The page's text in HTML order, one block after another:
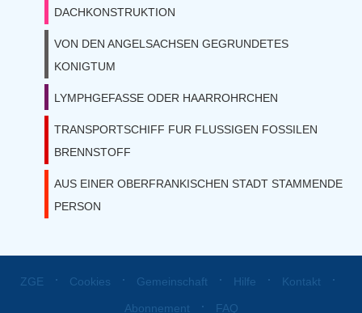
DACHKONSTRUKTION
VON DEN ANGELSACHSEN GEGRUNDETES
KONIGTUM
LYMPHGEFASSE ODER HAARROHRCHEN
TRANSPORTSCHIFF FUR FLUSSIGEN FOSSILEN
BRENNSTOFF
AUS EINER OBERFRANKISCHEN STADT STAMMENDE
PERSON
ZGE ⋅ Cookies ⋅ Gemeinschaft ⋅ Hilfe ⋅ Kontakt ⋅
Abonnement ⋅ FAQ